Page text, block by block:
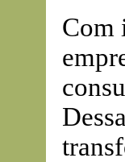
Com